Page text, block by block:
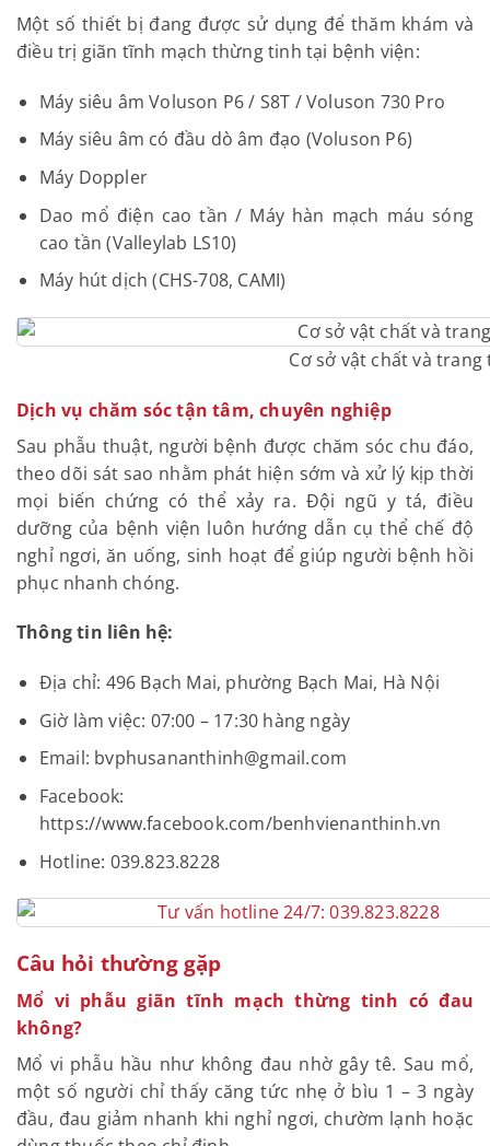
Một số thiết bị đang được sử dụng để thăm khám và
điều trị giãn tĩnh mạch thừng tinh tại bệnh viện:
Máy siêu âm Voluson P6 / S8T / Voluson 730 Pro
Máy siêu âm có đầu dò âm đạo (Voluson P6)
Máy Doppler
Dao mổ điện cao tần / Máy hàn mạch máu sóng
cao tần (Valleylab LS10)
Máy hút dịch (CHS-708, CAMI)
Cơ sở vật chất và
Dịch vụ chăm sóc tận tâm, chuyên nghiệp
Sau phẫu thuật, người bệnh được chăm sóc chu đáo,
theo dõi sát sao nhằm phát hiện sớm và xử lý kịp thời
mọi biến chứng có thể xảy ra. Đội ngũ y tá, điều
dưỡng của bệnh viện luôn hướng dẫn cụ thể chế độ
nghỉ ngơi, ăn uống, sinh hoạt để giúp người bệnh hồi
phục nhanh chóng.
Thông tin liên hệ:
Địa chỉ: 496 Bạch Mai, phường Bạch Mai, Hà Nội
Giờ làm việc: 07:00 – 17:30 hàng ngày
Email: bvphusananthinh@gmail.com
Facebook:
https://www.facebook.com/benhvienanthinh.vn
Hotline: 039.823.8228
Câu hỏi thường gặp
Mổ vi phẫu giãn tĩnh mạch thừng tinh có đau
không?
Mổ vi phẫu hầu như không đau nhờ gây tê. Sau mổ,
một số người chỉ thấy căng tức nhẹ ở bìu 1 – 3 ngày
đầu, đau giảm nhanh khi nghỉ ngơi, chườm lạnh hoặc